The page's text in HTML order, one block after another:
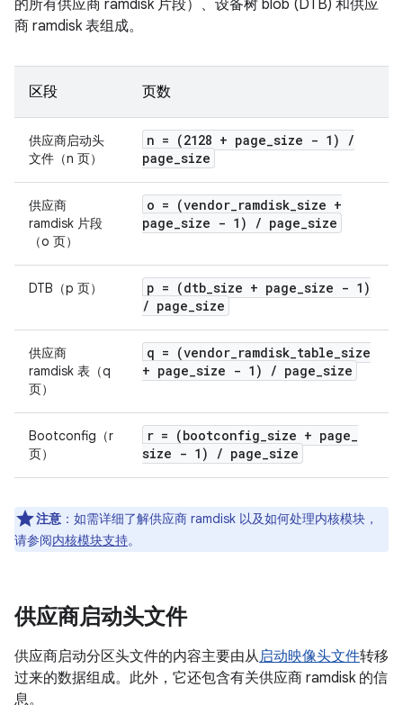
的所有供应商 ramdisk 片段）、设备树 blob (DTB) 和供应
商 ramdisk 表组成。
区段 页数
供应商启动头
文件（n 页）
n = (2128 + page_size - 1)
/
page_size
供应商
ramdisk 片段
（o 页）
o = (vendor_ramdisk_size +
page_size - 1) / page_size
DTB（p 页） p = (dtb_size + page_size - 1)
/ page_size
供应商
ramdisk 表（q
页）
q = (vendor_ramdisk_table_size
+ page_size - 1) / page_size
Bootconfig（r
页）
r = (bootconfig_size + page_
size - 1)
/ page_size
注意 ：如需详细了解供应商 ramdisk 以及如何处理内核模块，
请参阅内核模块支持。
供应商启动头文件
供应商启动分区头文件的内容主要由从启动映像头文件转移
过来的数据组成。此外，它还包含有关供应商 ramdisk 的信
息。